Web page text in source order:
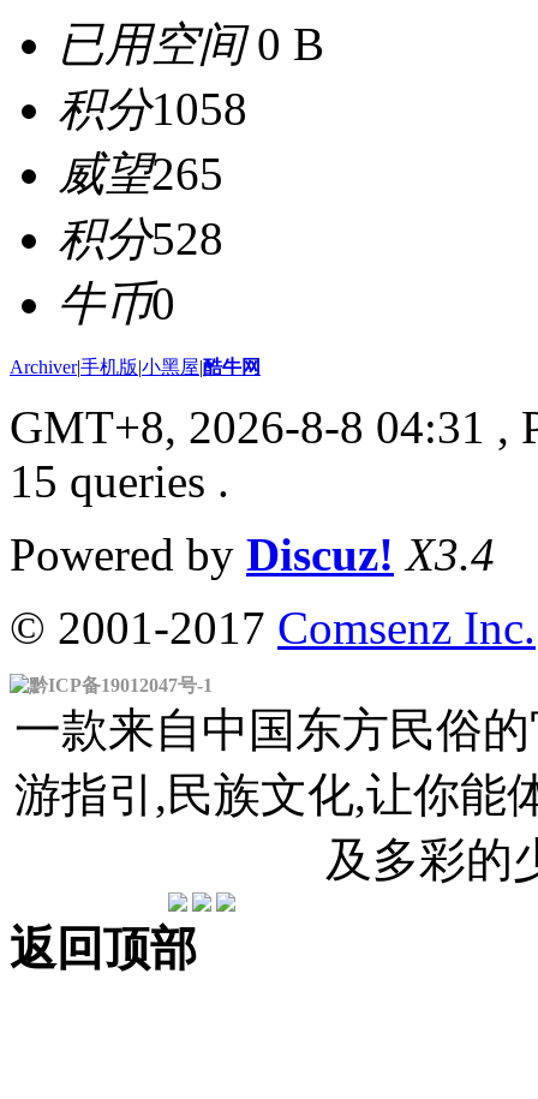
已用空间0 B
积分1058
威望265
积分528
牛币0
Archiver|手机版|小黑屋|酷牛网
GMT+8, 2026-8-8 04:31 ,
15 queries .
Powered by Discuz! X3.4
© 2001-2017 Comsenz Inc.
黔ICP备19012047号-1
一款来自中国东方民俗
游指引,民族文化,让你能
及多彩的
返回顶部